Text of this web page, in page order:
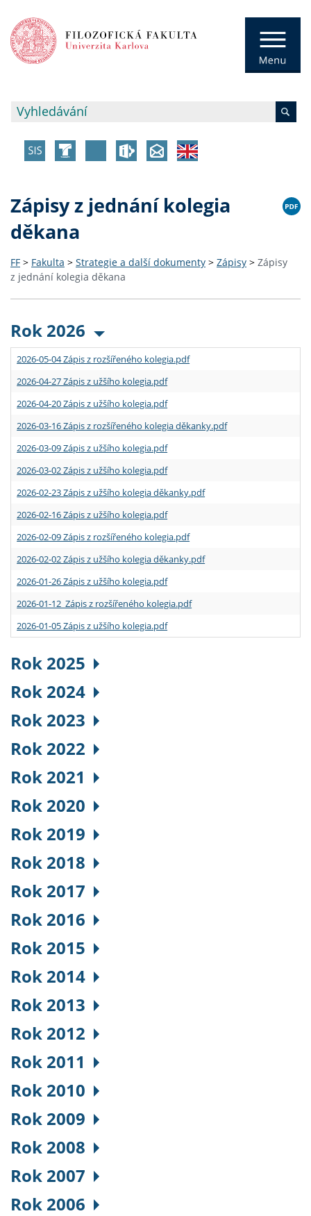
Zápisy z jednání kolegia
děkana
FF > Fakulta > Strategie a další dokumenty > Zápisy > Zápisy
z jednání kolegia děkana
Rok 2026
2026-05-04 Zápis z rozšířeného kolegia.pdf
2026-04-27 Zápis z užšího kolegia.pdf
2026-04-20 Zápis z užšího kolegia.pdf
2026-03-16 Zápis z rozšířeného kolegia děkanky.pdf
2026-03-09 Zápis z užšího kolegia.pdf
2026-03-02 Zápis z užšího kolegia.pdf
2026-02-23 Zápis z užšího kolegia děkanky.pdf
2026-02-16 Zápis z užšího kolegia.pdf
2026-02-09 Zápis z rozšířeného kolegia.pdf
2026-02-02 Zápis z užšího kolegia děkanky.pdf
2026-01-26 Zápis z užšího kolegia.pdf
2026-01-12 Zápis z rozšířeného kolegia.pdf
2026-01-05 Zápis z užšího kolegia.pdf
Rok 2025
Rok 2024
Rok 2023
Rok 2022
Rok 2021
Rok 2020
Rok 2019
Rok 2018
Rok 2017
Rok 2016
Rok 2015
Rok 2014
Rok 2013
Rok 2012
Rok 2011
Rok 2010
Rok 2009
Rok 2008
Rok 2007
Rok 2006